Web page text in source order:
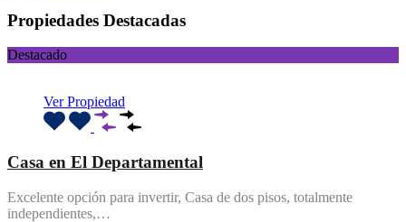
Propiedades Destacadas
Destacado
Ver Propiedad
Casa en El Departamental
Excelente opción para invertir, Casa de dos pisos, totalmente
independientes,…